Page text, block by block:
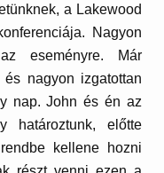
a Lakewood
Nagyon
eseményre. Már
nagyon izgatottan
nap. John és én az
határoztunk, előtte
kellene hozni